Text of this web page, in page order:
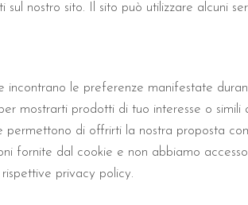
nostro sito. Il sito può utilizzare alcuni
incontrano le preferenze manifestate
mostrarti prodotti di tuo interesse o simili
di offrirti la nostra proposta
fornite dal cookie e non abbiamo
privacy policy.